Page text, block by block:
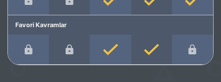
Favori Kavramlar